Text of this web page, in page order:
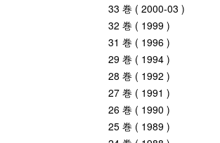
33 巻 ( 2000-03 )
32 巻 ( 1999 )
31 巻 ( 1996 )
29 巻 ( 1994 )
28 巻 ( 1992 )
27 巻 ( 1991 )
26 巻 ( 1990 )
25 巻 ( 1989 )